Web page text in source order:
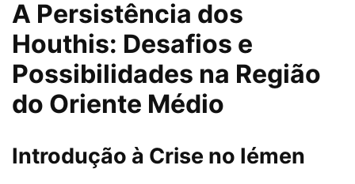
A Persistência dos
Houthis: Desafios e
Possibilidades na Região
do Oriente Médio
Introdução à Crise no Iémen